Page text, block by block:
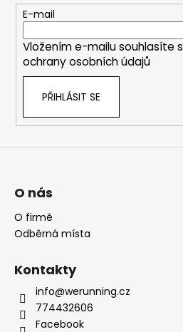
E-mail
Vložením e-mailu souhlasíte s
ochrany osobních údajů
PŘIHLÁSIT SE
O nás
O firmě
Odběrná místa
Kontakty
info@werunning.cz
774432606
Facebook